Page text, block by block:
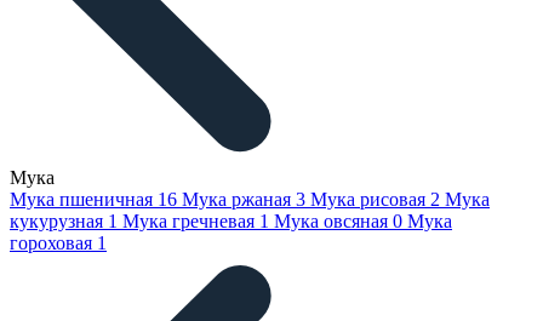
Мука
Мука пшеничная 16 Мука ржаная 3 Мука рисовая 2 Мука
кукурузная 1 Мука гречневая 1 Мука овсяная 0 Мука
гороховая 1